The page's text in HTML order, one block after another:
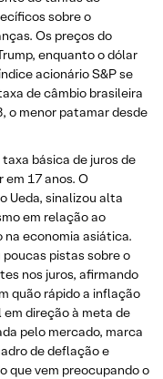
sobre o
Os preços do
enquanto o dólar
acionário S&P se
de câmbio brasileira
o menor patamar desde
taxa básica de juros de
em 17 anos. O
Ueda, sinalizou alta
em relação ao
economia asiática.
pistas sobre o
nos juros, afirmando
quão rápido a inflação
direção à meta de
pelo mercado, marca
de deflação e
que vem preocupando o